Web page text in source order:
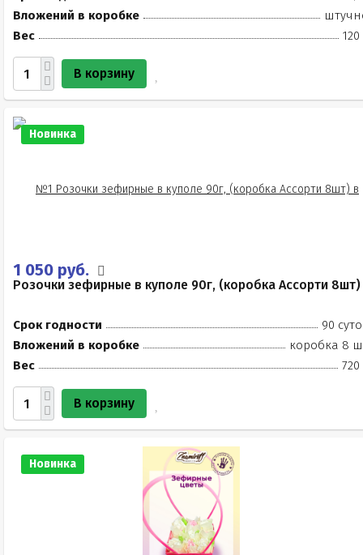
Вложений в коробке
Вес
120
В корзину
Новинка
1 050 руб.
Розочки зефирные в куполе 90г, (коробка Ассорти 8шт)
Срок годности
90
Вложений в коробке
коробка 8
Вес
720
В корзину
Новинка